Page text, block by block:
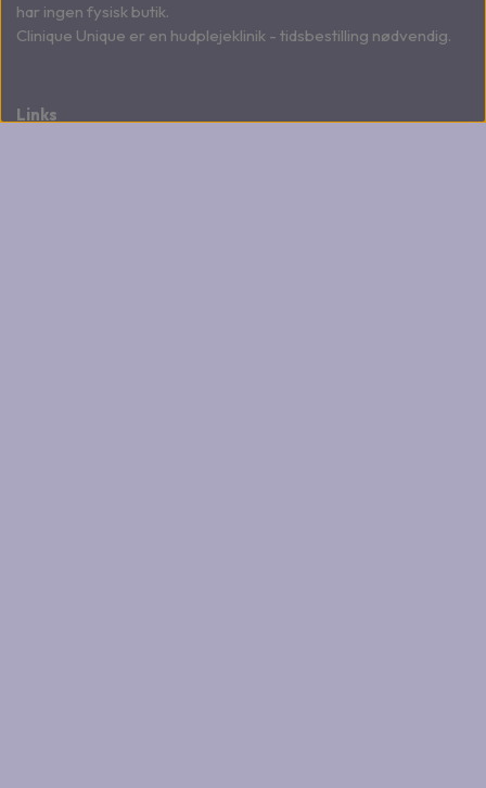
har ingen fysisk butik.
Clinique Unique er en hudplejeklinik - tidsbestilling nødvendig.
Links